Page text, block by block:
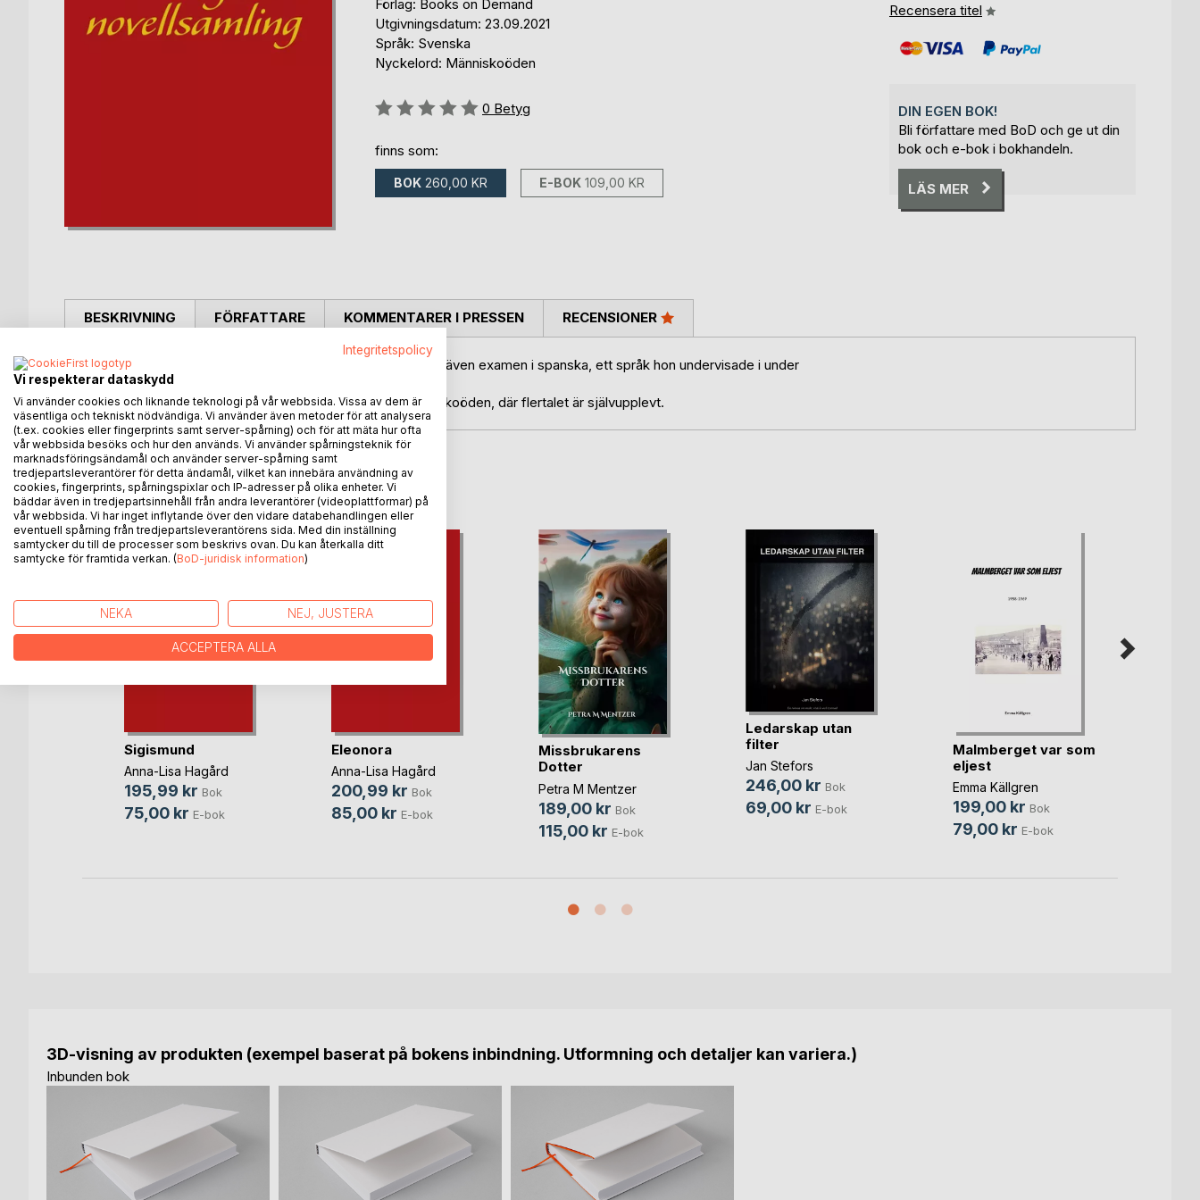
Förlag: Books on Demand
Utgivningsdatum: 23.09.2021
Språk: Svenska
Nyckelord: Människoöden
Betyg::
0 Betyg
finns som:
BOK 260,00 KR E-BOK 109,00 KR
Recensera titel
DIN EGEN BOK!
Bli författare med BoD och ge ut din
bok och e-bok i bokhandeln.
LÄS MER
BESKRIVNING
90-årig debutant Anna-Lisa Hagård, speciallärare och har även examen i spanska, ett språk hon undervisade i under
många år och fortfarande gör.
Novellsamlingen skildrar levnadsbeskrivningar och människoöden, där flertalet är självupplevt.
FÖRFATTARE KOMMENTARER I PRESSEN RECENSIONER
ANDRA TITLAR HOSBoD
Sigismund
Anna-Lisa Hagård
195,99 kr Bok
75,00 kr E-bok
Eleonora
Anna-Lisa Hagård
200,99 kr Bok
85,00 kr E-bok
Missbrukarens
Dotter
Petra M Mentzer
189,00 kr Bok
115,00 kr E-bok
Ledarskap utan
filter
Jan Stefors
246,00 kr Bok
69,00 kr E-bok
Malmberget var som
eljest
Emma Källgren
199,00 kr Bok
79,00 kr E-bok
3D-visning av produkten (exempel baserat på bokens inbindning. Utformning och detaljer kan variera.)
Inbunden bok
Integritetspolicy
Vi respekterar dataskydd
Vi använder cookies och liknande teknologi på vår webbsida. Vissa av dem är
väsentliga och tekniskt nödvändiga. Vi använder även metoder för att analysera
(t.ex. cookies eller fingerprints samt server-spårning) och för att mäta hur ofta
vår webbsida besöks och hur den används. Vi använder spårningsteknik för
marknadsföringsändamål och använder server-spårning samt
tredjepartsleverantörer för detta ändamål, vilket kan innebära användning av
cookies, fingerprints, spårningspixlar och IP-adresser på olika enheter. Vi
bäddar även in tredjepartsinnehåll från andra leverantörer (videoplattformar) på
vår webbsida. Vi har inget inflytande över den vidare databehandlingen eller
eventuell spårning från tredjepartsleverantörens sida. Med din inställning
samtycker du till de processer som beskrivs ovan. Du kan återkalla ditt
samtycke för framtida verkan. (BoD-juridisk information)
NEKA NEJ, JUSTERA
ACCEPTERA ALLA